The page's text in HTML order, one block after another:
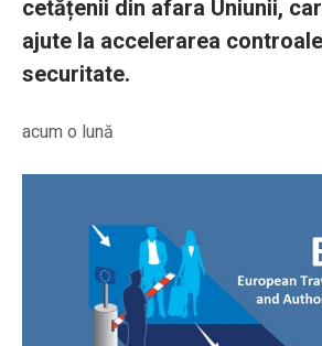
cetățenii din afara Uniunii,
ajute la accelerarea
securitate.
acum o lună